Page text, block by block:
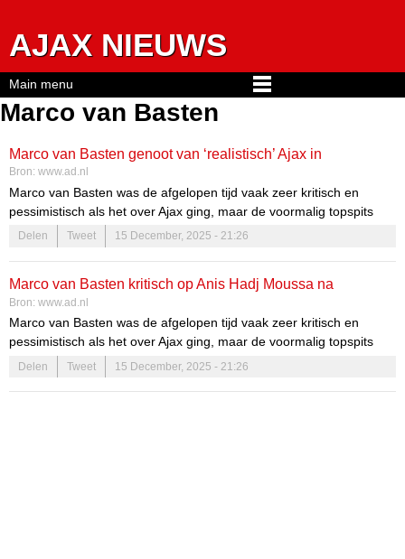
AJAX NIEUWS
Marco van Basten
Marco van Basten genoot van ‘realistisch’ Ajax in
Klassieker: ‘De mensen gingen blij naar huis’
Bron: www.ad.nl
Marco van Basten was de afgelopen tijd vaak zeer kritisch en
pessimistisch als het over Ajax ging, maar de voormalig topspits
had zondag genoten van de Klassieker.
Delen Tweet 15 December, 2025 - 21:26
Marco van Basten kritisch op Anis Hadj Moussa na
Klassieker: ‘Ik had als spits heel snel bonje met hem gehad’
Bron: www.ad.nl
Marco van Basten was de afgelopen tijd vaak zeer kritisch en
pessimistisch als het over Ajax ging, maar de voormalig topspits
had zondag genoten van de Klassieker. Kritiek had hij wel op
Feyenoord-rechtsbuiten Anis Hadj Moussa, die volgens hem veel te
Delen Tweet 15 December, 2025 - 21:26
Main menu